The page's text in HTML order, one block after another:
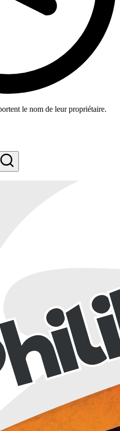
le nom de leur propriétaire.